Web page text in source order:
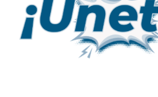
CONAIF
AMASCAL
AVEBIOM
FENERCOM